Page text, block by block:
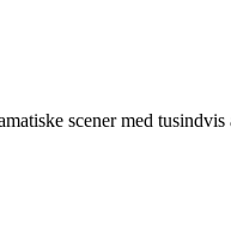
scener med tusindvis